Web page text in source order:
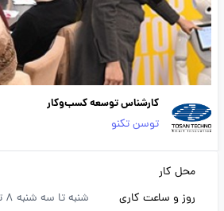
کارشناس توسعه کسب‌وکار
توسن‌ تکنو
محل کار
روز و ساعت کاری
شنبه تا سه شنبه 8 تا 17 . چهارشنبه 8 تا 16